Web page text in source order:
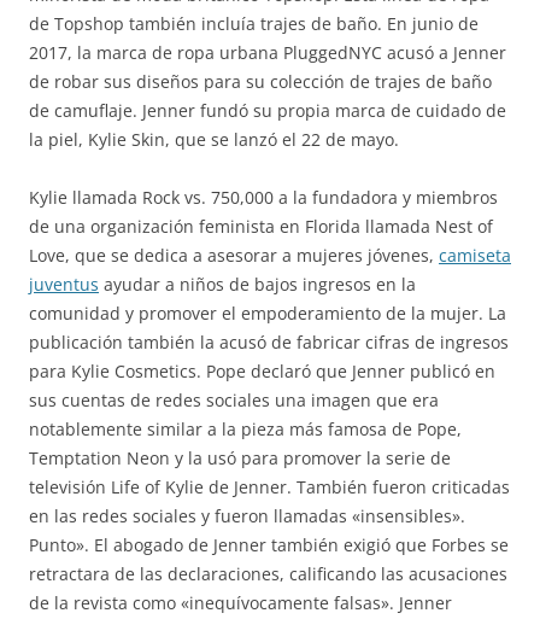
de Topshop también incluía trajes de baño. En junio de
2017, la marca de ropa urbana PluggedNYC acusó a Jenner
de robar sus diseños para su colección de trajes de baño
de camuflaje. Jenner fundó su propia marca de cuidado de
la piel, Kylie Skin, que se lanzó el 22 de mayo.
Kylie llamada Rock vs. 750,000 a la fundadora y miembros
de una organización feminista en Florida llamada Nest of
Love, que se dedica a asesorar a mujeres jóvenes, camiseta
juventus ayudar a niños de bajos ingresos en la
comunidad y promover el empoderamiento de la mujer. La
publicación también la acusó de fabricar cifras de ingresos
para Kylie Cosmetics. Pope declaró que Jenner publicó en
sus cuentas de redes sociales una imagen que era
notablemente similar a la pieza más famosa de Pope,
Temptation Neon y la usó para promover la serie de
televisión Life of Kylie de Jenner. También fueron criticadas
en las redes sociales y fueron llamadas «insensibles».
Punto». El abogado de Jenner también exigió que Forbes se
retractara de las declaraciones, calificando las acusaciones
de la revista como «inequívocamente falsas». Jenner